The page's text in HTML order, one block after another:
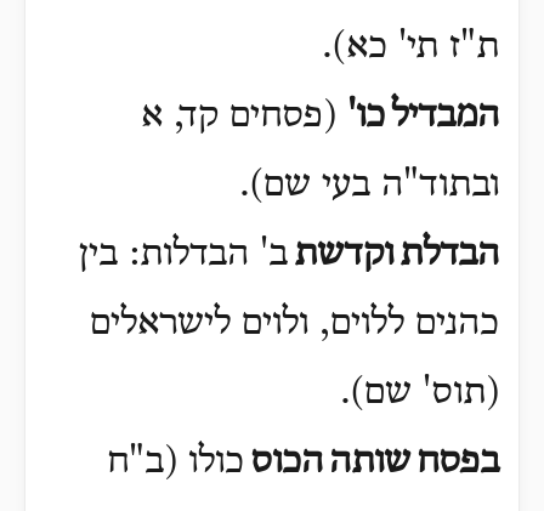
ת"ז תי' כא).
המבדילכו' (פסחים קד, א
ובתוד"ה בעי שם).
הבדלתוקדשתב' הבדלות: בין
כהנים ללוים, ולוים לישראלים
(תוס' שם).
בפסחשותה הכוס כולו (ב"ח